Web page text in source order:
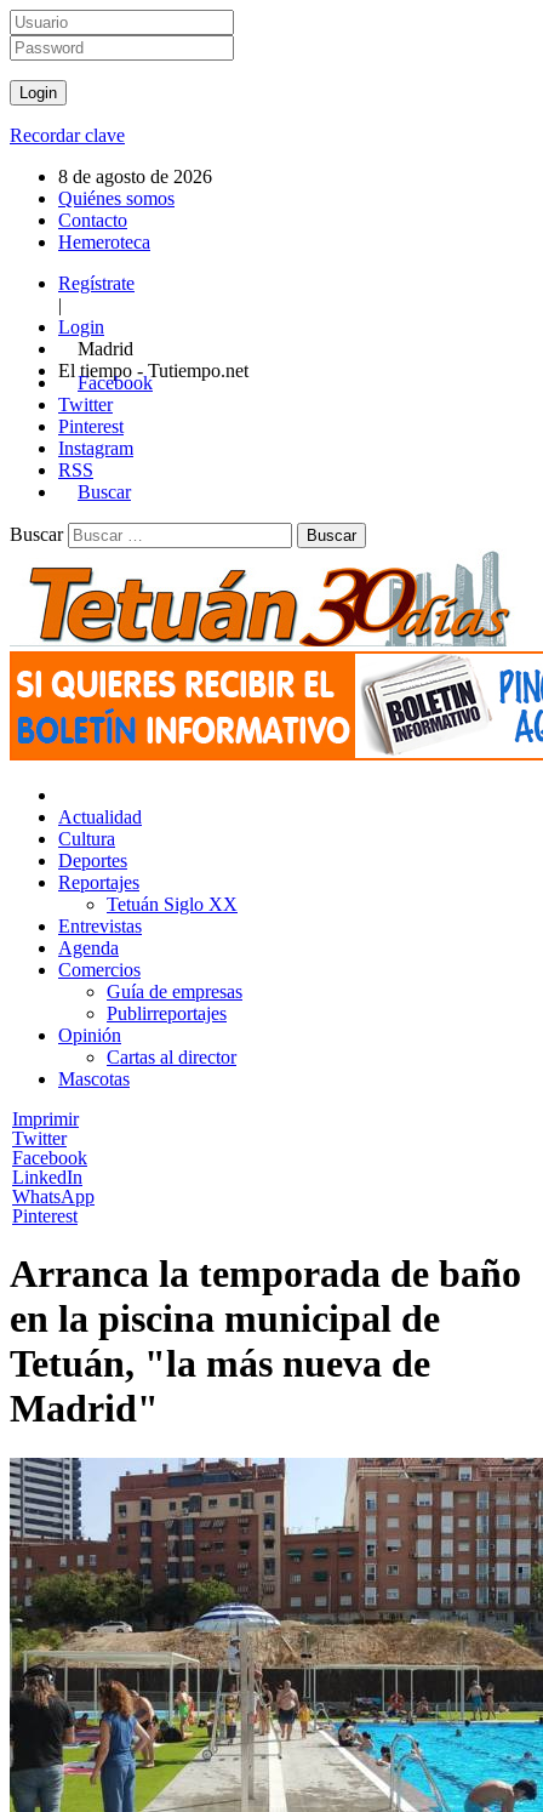
Recordar clave
8 de agosto de 2026
Quiénes somos
Contacto
Hemeroteca
Regístrate
|
Login
Madrid
El tiempo - Tutiempo.net
Facebook
Twitter
Pinterest
Instagram
RSS
Buscar
Buscar
Actualidad
Cultura
Deportes
Reportajes
Tetuán Siglo XX
Entrevistas
Agenda
Comercios
Guía de empresas
Publirreportajes
Opinión
Cartas al director
Mascotas
Imprimir
Twitter
Facebook
LinkedIn
WhatsApp
Pinterest
Arranca la temporada de baño
en la piscina municipal de
Tetuán, "la más nueva de
Madrid"